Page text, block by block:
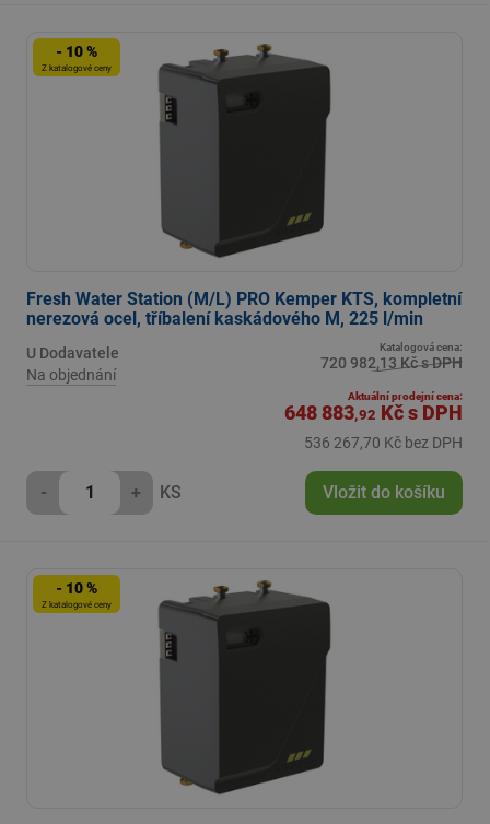
- 10 %
Z katalogové ceny
Fresh Water Station (M/L) PRO Kemper KTS, kompletní
nerezová ocel, tříbalení kaskádového M, 225 l/min
U Dodavatele
Na objednání
Katalogová cena:
720 982,13 Kč s DPH
Aktuální prodejní cena:
648 883,92 Kčs DPH
536 267,70 Kč bez DPH
- + KS Vložit do košíku
- 10 %
Z katalogové ceny